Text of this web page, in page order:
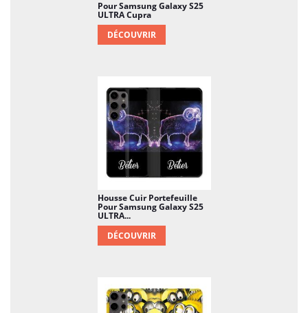
Pour Samsung Galaxy S25
ULTRA Cupra
DÉCOUVRIR
Housse Cuir Portefeuille
Pour Samsung Galaxy S25
ULTRA...
DÉCOUVRIR